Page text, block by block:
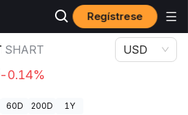
Regístrese
Precio de SHART SHART
SHART
-0.14%
USD
60D 200D 1Y